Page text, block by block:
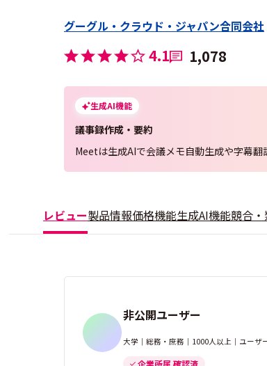
グーグル・クラウド・ジャパン合同会社
4.1 1,078
生成AI機能
議事録作成・要約
Meetは生成AIで会議メモ自動生成や字幕翻
レビュー製品情報価格機能生成AI機能競合
非公開ユーザー
大学｜総務・庶務｜1000人以上｜ユーザ
企業所属 確認済